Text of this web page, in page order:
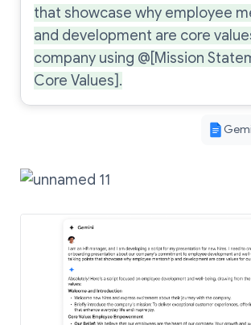
that showcase why employee
and development are core
company using @[Mission
Core Values].